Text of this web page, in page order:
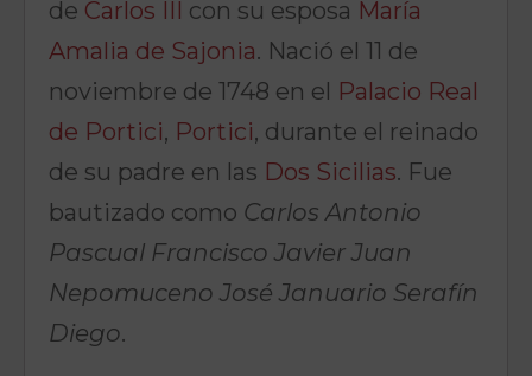
de Carlos III con su esposa María
Amalia de Sajonia. Nació el 11 de
noviembre de 1748 en el Palacio Real
de Portici, Portici, durante el reinado
de su padre en las Dos Sicilias. Fue
bautizado como Carlos Antonio
Pascual Francisco Javier Juan
Nepomuceno José Januario Serafín
Diego.